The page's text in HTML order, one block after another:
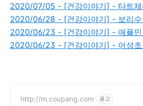
2020/07/05 - [건강이야기] - 타트체
2020/06/28 - [건강이야기] - 보리수
2020/06/23 - [건강이야기] - 애플민
2020/06/23 - [건강이야기] - 어성초
http://m.coupang.com 광고